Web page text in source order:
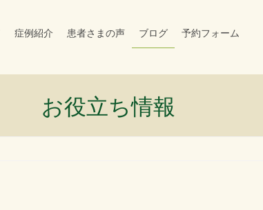
症例紹介 患者さまの声 ブログ 予約フォーム
お役立ち情報